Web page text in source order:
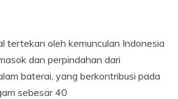
tertekan oleh kemunculan Indonesia
dan perpindahan dari
baterai, yang berkontribusi pada
sebesar 40